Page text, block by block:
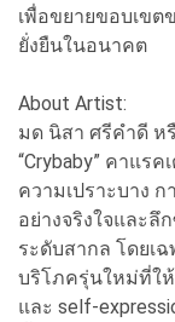
เพื่อขยายขอบเขต
ยั่งยืนในอนาคต
About Artist:
มด นิสา ศรีคำดี ห
“Crybaby” คาแร
ความเปราะบาง
อย่างจริงใจและลึ
ระดับสากล โดยเ
บริโภครุ่นใหม่ที่ใ
และ self-